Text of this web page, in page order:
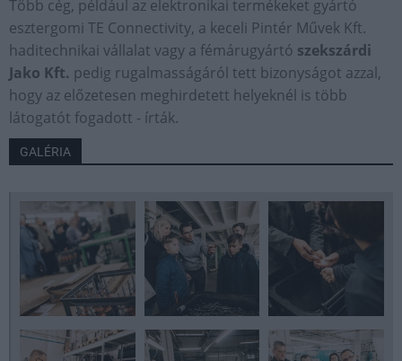
Több cég, például az elektronikai termékeket gyártó
esztergomi TE Connectivity, a keceli Pintér Művek Kft.
haditechnikai vállalat vagy a fémárugyártó szekszárdi
Jako Kft. pedig rugalmasságáról tett bizonyságot azzal,
hogy az előzetesen meghirdetett helyeknél is több
látogatót fogadott - írták.
GALÉRIA